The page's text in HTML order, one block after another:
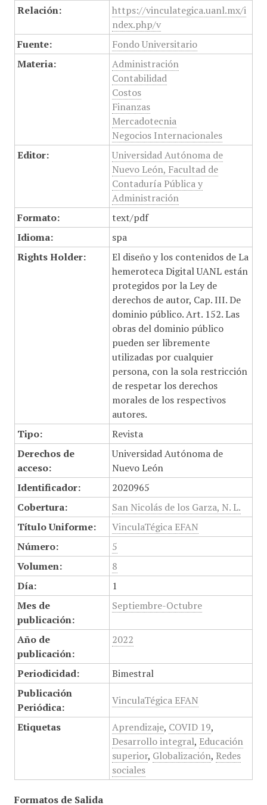
Relación:
https://vinculategica.uanl.mx/i
ndex.php/v
Fuente:
Fondo Universitario
Materia:
Administración
Contabilidad
Costos
Finanzas
Mercadotecnia
Negocios Internacionales
Editor:
Universidad Autónoma de
Nuevo León, Facultad de
Contaduría Pública y
Administración
Formato:
text/pdf
Idioma:
spa
Rights Holder:
El diseño y los contenidos de La
hemeroteca Digital UANL están
protegidos por la Ley de
derechos de autor, Cap. III. De
dominio público. Art. 152. Las
obras del dominio público
pueden ser libremente
utilizadas por cualquier
persona, con la sola restricción
de respetar los derechos
morales de los respectivos
autores.
Tipo:
Revista
Derechos de
acceso:
Universidad Autónoma de
Nuevo León
Identificador:
2020965
Cobertura:
San Nicolás de los Garza, N. L.
Título Uniforme:
VinculaTégica EFAN
Número:
5
Volumen:
8
Día:
1
Mes de
publicación:
Septiembre-Octubre
Año de
publicación:
2022
Periodicidad:
Bimestral
Publicación
Periódica:
VinculaTégica EFAN
Etiquetas Aprendizaje, COVID 19,
Desarrollo integral, Educación
superior, Globalización, Redes
sociales
Formatos de Salida